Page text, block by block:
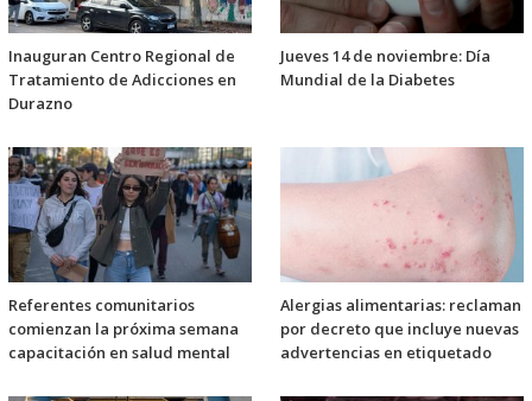
Inauguran Centro Regional de
Tratamiento de Adicciones en
Durazno
Jueves 14 de noviembre: Día
Mundial de la Diabetes
Referentes comunitarios
comienzan la próxima semana
capacitación en salud mental
Alergias alimentarias: reclaman
por decreto que incluye nuevas
advertencias en etiquetado